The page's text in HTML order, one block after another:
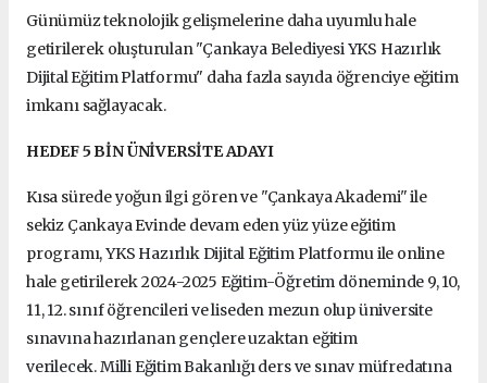
Günümüz teknolojik gelişmelerine daha uyumlu hale
getirilerek oluşturulan "Çankaya BelediyesiYKS Hazırlık
Dijital Eğitim Platformu" daha fazla sayıda öğrenciye eğitim
imkanı sağlayacak.
HEDEF 5 BİN ÜNİVERSİTE ADAYI
Kısa sürede yoğun ilgi gören ve "Çankaya Akademi" ile
sekiz Çankaya Evinde devam eden yüz yüze eğitim
programı,YKS Hazırlık Dijital Eğitim Platformuile online
hale getirilerek2024-2025 Eğitim-Öğretim döneminde 9, 10,
11,12. sınıf öğrencileri ve liseden mezun olup üniversite
sınavına hazırlanan gençlere uzaktan eğitim
verilecek. Milli Eğitim Bakanlığı ders ve sınav müfredatına